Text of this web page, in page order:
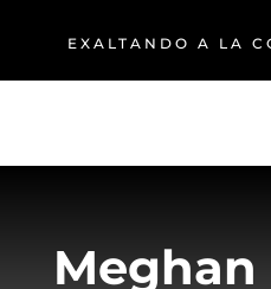
EXALTANDO A LA